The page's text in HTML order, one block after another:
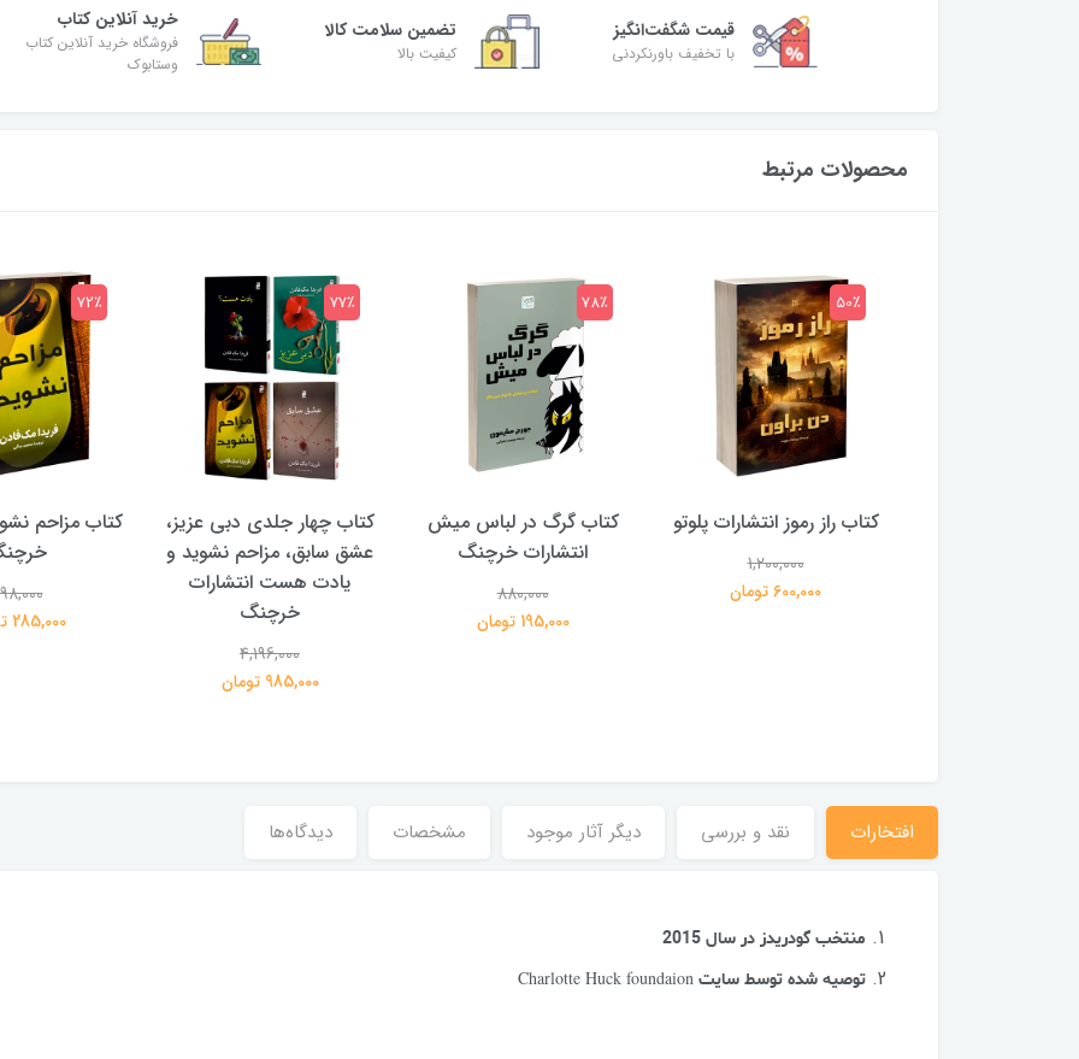
قیمت شگفت‌انگیز
با تخفیف باورنکردنی
تضمین سلامت کالا
کیفیت بالا
خرید آنلاین کتاب
فروشگاه خرید آنلاین کتاب
وستابوک
محصولات مرتبط
کتاب راز رموز انتشارات پلوتو
1,200,000
600,000 تومان
50٪
کتاب گرگ در لباس میش
انتشارات خرچنگ
880,000
195,000 تومان
78٪
کتاب چهار جلدی دبی عزیز،
عشق سابق، مزاحم نشوید و
یادت هست انتشارات
خرچنگ
4,196,000
985,000 تومان
77٪
کتاب مزاحم
285,000 تومان
72٪
افتخارات نقد و بررسی دیگر آثار موجود مشخصات دیدگاه‌ها
منتخب گودریدز در سال 2015
توصیه شده توسط سایت Charlotte Huck foundaion